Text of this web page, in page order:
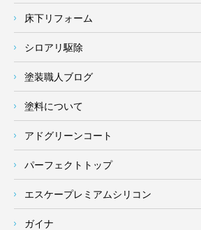
床下リフォーム
シロアリ駆除
塗装職人ブログ
塗料について
アドグリーンコート
パーフェクトトップ
エスケープレミアムシリコン
ガイナ